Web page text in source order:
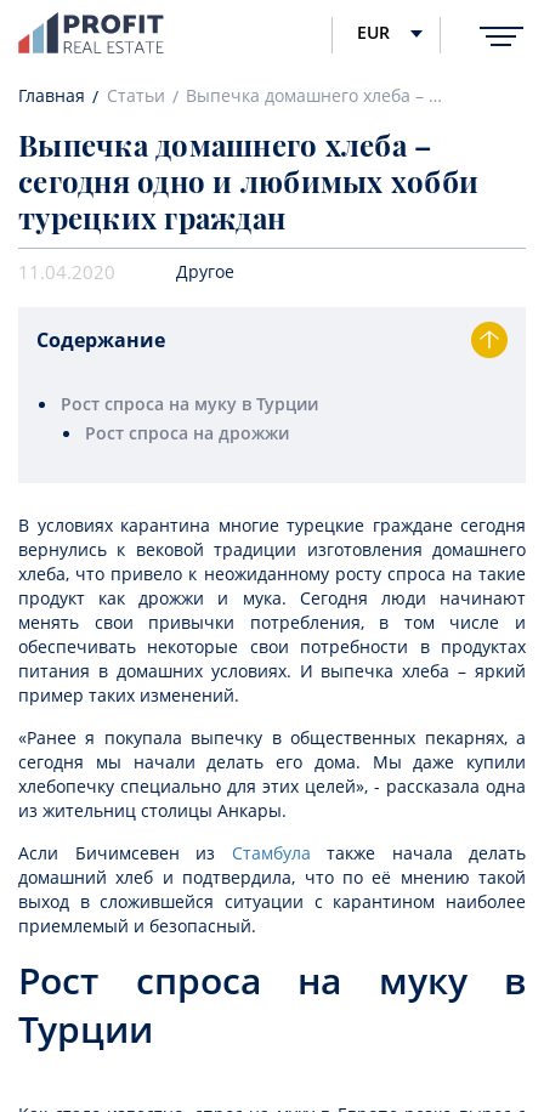
EUR
Главная Статьи Выпечка домашнего хлеба – сегодня одно и любимых хобби турецких граждан
Выпечка домашнего хлеба –
сегодня одно и любимых хобби
турецких граждан
11.04.2020 Другое
Содержание
Рост спроса на муку в Турции
Рост спроса на дрожжи
В условиях карантина многие турецкие граждане сегодня
вернулись к вековой традиции изготовления домашнего
хлеба, что привело к неожиданному росту спроса на такие
продукт как дрожжи и мука. Сегодня люди начинают
менять свои привычки потребления, в том числе и
обеспечивать некоторые свои потребности в продуктах
питания в домашних условиях. И выпечка хлеба – яркий
пример таких изменений.
«Ранее я покупала выпечку в общественных пекарнях, а
сегодня мы начали делать его дома. Мы даже купили
хлебопечку специально для этих целей», - рассказала одна
из жительниц столицы Анкары.
Асли Бичимсевен из Стамбула также начала делать
домашний хлеб и подтвердила, что по её мнению такой
выход в сложившейся ситуации с карантином наиболее
приемлемый и безопасный.
Рост спроса на муку в
Турции